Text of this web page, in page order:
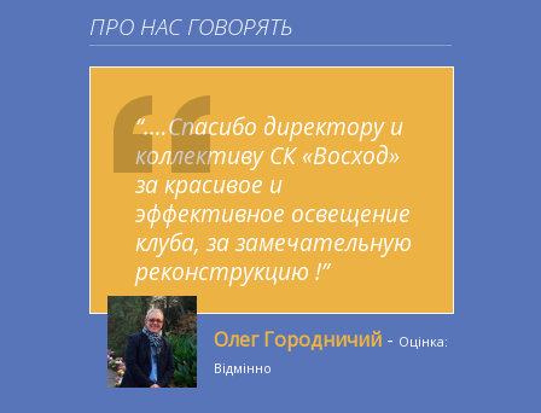
ПРО НАС ГОВОРЯТЬ
“.…Спасибо директору и
коллективу СК «Восход»
за красивое и
эффективное освещение
клуба, за замечательную
реконструкцию !”
Олег Городничий - Оцінка:
Відмінно